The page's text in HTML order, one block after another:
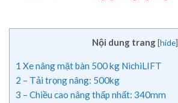
Nội dung trang [hide]
1 Xe nâng mặt bàn 500 kg NichiLIFT
2 – Tải trọng nâng: 500kg
3 – Chiều cao nâng thấp nhất: 340mm